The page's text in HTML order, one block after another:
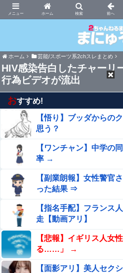
ホーム
まにゅそく 2chまとめ
ホーム 芸能/スポーツ系2chスレまとめ
HIV感染告白したチャーリ
行為ビデオが流出
おすすめ!
【悟り】ブッダからの
思う？
【ワンチャン】中学の
率 →
【副業朗報】女性警官
った結果 ⇒
【指名手配】フランス
走【動画アリ】
【悲報】イギリス人女
る……」 →
【面影アリ】美人セク